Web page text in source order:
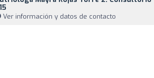
Ver información y datos de contacto